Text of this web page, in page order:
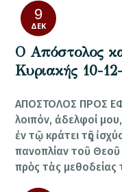
9
ΔΕΚ
Ο Απόστολος
Κυριακής 10-
ΑΠΟΣΤΟΛΟΣ ΠΡΟΣ
λοιπόν, ἀδελφοί
ἐν τῷ κράτει τῆς
πανοπλίαν τοῦ Θεοῦ
πρὸς τὰς μεθοδείας